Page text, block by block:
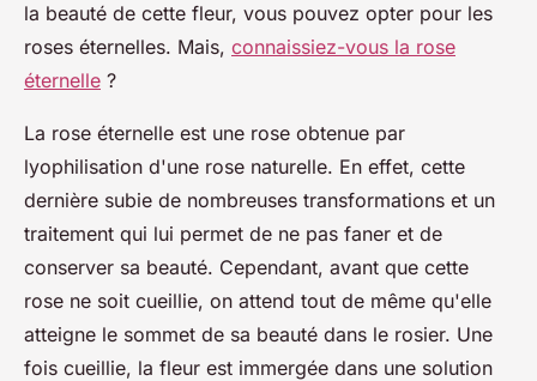
la beauté de cette fleur, vous pouvez opter pour les
roses éternelles. Mais, connaissiez-vous la rose
éternelle ?
La rose éternelle est une rose obtenue par
lyophilisation d'une rose naturelle. En effet, cette
dernière subie de nombreuses transformations et un
traitement qui lui permet de ne pas faner et de
conserver sa beauté. Cependant, avant que cette
rose ne soit cueillie, on attend tout de même qu'elle
atteigne le sommet de sa beauté dans le rosier. Une
fois cueillie, la fleur est immergée dans une solution